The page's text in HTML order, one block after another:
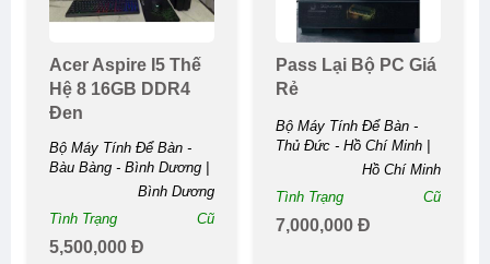
Acer Aspire I5 Thế
Hệ 8 16GB DDR4
Đen
Bộ Máy Tính Để Bàn -
Bàu Bàng - Bình Dương |
Acer Aspire I5 Thế Hệ 8
Bình Dương
Tình Trạng
Cũ
5,500,000 Đ
Pass Lại Bộ PC Giá
Rẻ
Bộ Máy Tính Để Bàn -
Thủ Đức - Hồ Chí Minh |
Pass Lại Bộ PC Giá ...
Hồ Chí Minh
Tình Trạng
Cũ
7,000,000 Đ